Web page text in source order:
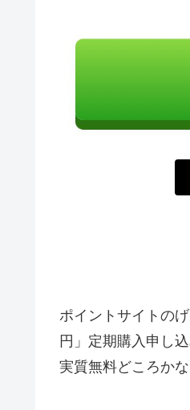
ポイントサイトの
円」定期購入申し
実質無料どころか